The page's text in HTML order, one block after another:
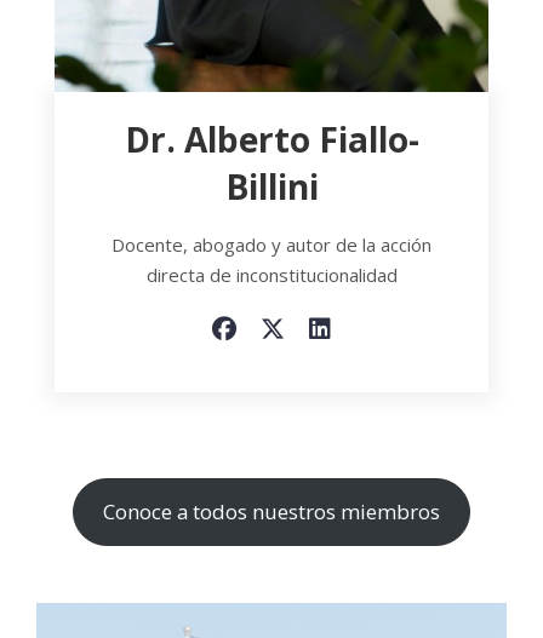
Dr. Alberto Fiallo-
Billini
Docente, abogado y autor de la acción
directa de inconstitucionalidad
Conoce a todos nuestros miembros